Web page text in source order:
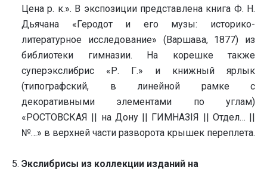
Цена р. к.». В экспозиции представлена книга Ф. Н.
Дьячана «Геродот и его музы: историко-
литературное исследование» (Варшава, 1877) из
библиотеки гимназии. На корешке также
суперэкслибрис «Р. Г.» и книжный ярлык
(типографский, в линейной рамке с
декоративными элементами по углам)
«РОСТОВСКАЯ || на Дону || ГИМНАЗIЯ || Отдел… ||
№…» в верхней части разворота крышек переплета.
Экслибрисы из коллекции изданий на